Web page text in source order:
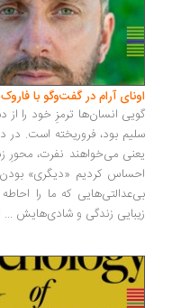
آرام در گفت‌وگو با فاروک شهیچ‭
انسان‌ها ترمزِ خود را از دست
بود، فروریخته است. در دنیای
می‌خواهند نفرت، محورِ
کردیم «دیگری» بودن چه
که ما را احاطه
زندگی و شادی‌هایش...